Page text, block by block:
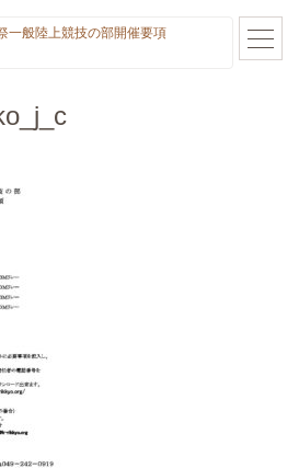
一般陸上競技の部開催要項